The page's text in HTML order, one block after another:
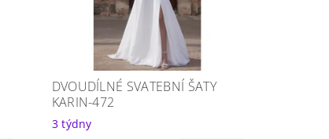
DVOUDÍLNÉ SVATEBNÍ ŠATY
KARIN-472
3 týdny